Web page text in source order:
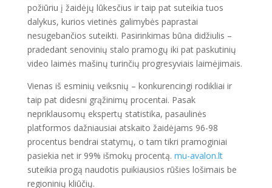
požiūriu į žaidėjų lūkesčius ir taip pat suteikia tuos
dalykus, kurios vietinės galimybės paprastai
nesugebančios suteikti. Pasirinkimas būna didžiulis –
pradedant senovinių stalo pramogų iki pat paskutinių
video laimės mašinų turinčių progresyviais laimėjimais.
Vienas iš esminių veiksnių – konkurencingi rodikliai ir
taip pat didesni grąžinimų procentai. Pasak
nepriklausomų ekspertų statistika, pasaulinės
platformos dažniausiai atskaito žaidėjams 96-98
procentus bendrai statymų, o tam tikri pramoginiai
pasiekia net ir 99% išmokų procentą. mu-avalon.lt
suteikia progą naudotis puikiausios rūšies lošimais be
regioninių kliūčių.